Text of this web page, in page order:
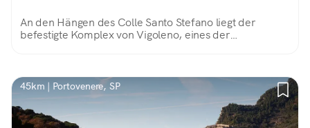
An den Hängen des Colle Santo Stefano liegt der
befestigte Komplex von Vigoleno, eines der
45km | Portovenere, SP